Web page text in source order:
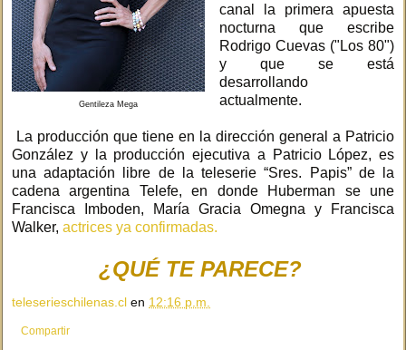
Gentileza Mega
canal la primera apuesta
nocturna que escribe
Rodrigo Cuevas ("Los 80")
y que se está
desarrollando
actualmente.
La producción que tiene en la dirección general a Patricio
González y la producción ejecutiva a Patricio López, es
una adaptación libre de la teleserie “Sres. Papis” de la
cadena argentina Telefe, en donde Huberman se une
Francisca Imboden, María Gracia Omegna y Francisca
Walker, actrices ya confirmadas.
¿QUÉ TE PARECE?
teleserieschilenas.cl en 12:16 p.m.
Compartir